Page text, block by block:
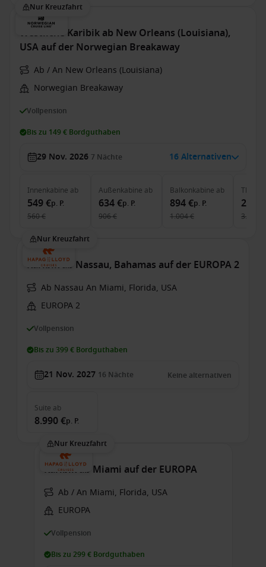
Nur Kreuzfahrt
Westliche Karibik ab New Orleans (Louisiana),
USA auf der Norwegian Breakaway
Ab / An New Orleans (Louisiana)
Norwegian Breakaway
Vollpension
Bis zu 149 € Bordguthaben
29 Nov. 2026 7 Nächte 16 Alternativen
Innenkabine ab
549 €p. P.
560 €
Außenkabine ab
634 €p. P.
906 €
Balkonkabine ab
894 €p. P.
1.004 €
The
3.309 €
Nur Kreuzfahrt
Karibik ab Nassau, Bahamas auf der EUROPA 2
Ab Nassau An Miami, Florida, USA
EUROPA 2
Vollpension
Bis zu 399 € Bordguthaben
21 Nov. 2027 16 Nächte Keine alternativen
Suite ab
8.990 €p. P.
Nur Kreuzfahrt
Karibik ab Miami auf der EUROPA
Ab / An Miami, Florida, USA
EUROPA
Vollpension
Bis zu 299 € Bordguthaben